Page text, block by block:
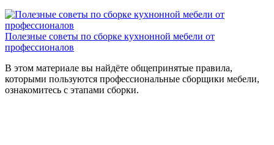
Полезные советы по сборке кухнонной мебели от
профессионалов
В этом материале вы найдёте общепринятые правила,
которыми пользуются профессиональные сборщики мебели,
ознакомитесь с этапами сборки.